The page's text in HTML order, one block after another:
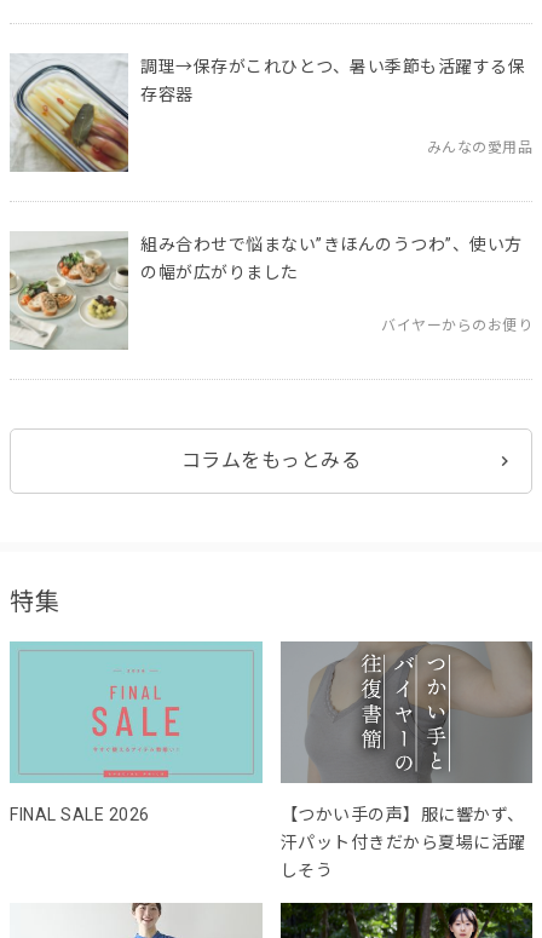
調理→保存がこれひとつ、暑い季節も活躍する保
存容器
みんなの愛用品
組み合わせで悩まない”きほんのうつわ”、使い方
の幅が広がりました
バイヤーからのお便り
コラムをもっとみる
特集
FINAL SALE 2026
【つかい手の声】服に響かず、
汗パット付きだから夏場に活躍
しそう